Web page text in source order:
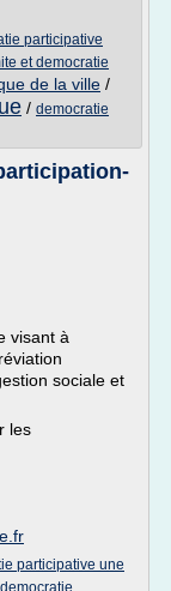
participative
et democratie
de la ville /
/ democratie
visant à
sociale et
les
participative une